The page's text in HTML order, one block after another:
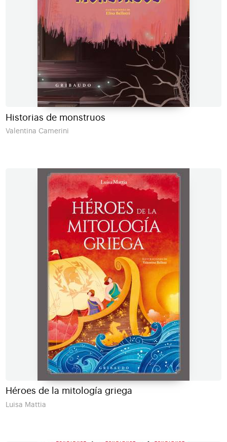
Historias de monstruos
Valentina Camerini
Héroes de la mitología griega
Luisa Mattia